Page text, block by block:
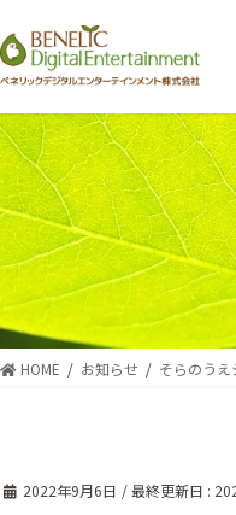
HOME お知らせ そらのう
2022年9月6日 / 最終更新日 :